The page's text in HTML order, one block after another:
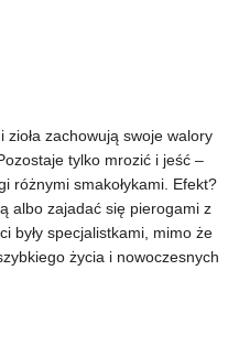
zachowują swoje walory
tylko mrozić i jeść –
różnymi smakołykami. Efekt?
albo zajadać się pierogami z
były specjalistkami, mimo że
życia i nowoczesnych